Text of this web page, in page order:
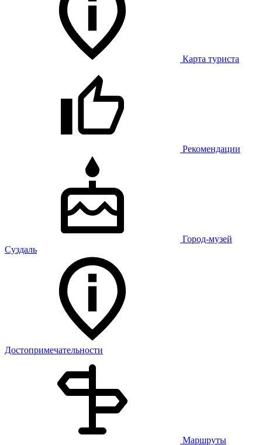
Карта туриста
Рекомендации
Город-музей
Суздаль
Достопримечательности
Маршруты